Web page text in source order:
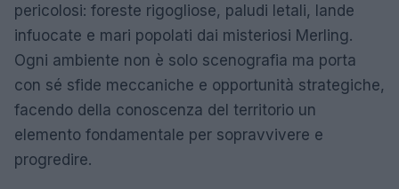
pericolosi: foreste rigogliose, paludi letali, lande
infuocate e mari popolati dai misteriosi Merling.
Ogni ambiente non è solo scenografia ma porta
con sé sfide meccaniche e opportunità strategiche,
facendo della conoscenza del territorio un
elemento fondamentale per sopravvivere e
progredire.